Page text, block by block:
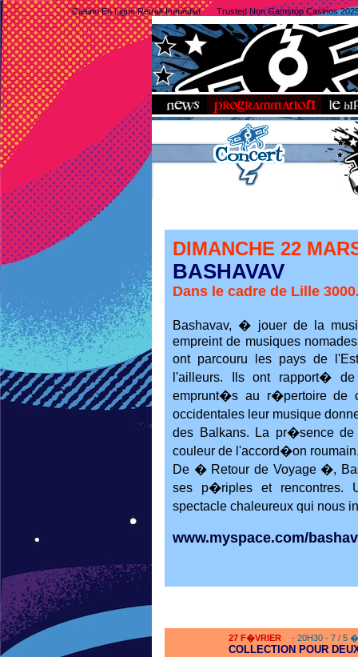
Casino En Ligne Retrait Immédiat Trusted Non Gamstop Casinos
DIMANCHE 22
BASHAVAV
Dans le cadre de Lille
Bashavav, � jouer de la
empreint de musiques
ont parcouru les pays de
l'ailleurs. Ils ont rapport�
emprunt�s au r�pertoire
occidentales leur musique
des Balkans. La pr�sence
couleur de l'accord�on
De � Retour de Voyage �,
ses p�riples et rencontres.
spectacle chaleureux qui nous
www.myspace.com/
27 F�VRIER - 20H30 - 7 / 5 �
COLLECTION POUR